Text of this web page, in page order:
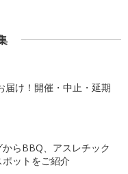
届け！開催・中止・延期
らBBQ、アスレチック
ットをご紹介